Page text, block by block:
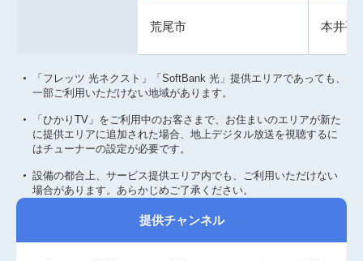
荒尾市 本井手
「フレッツ 光ネクスト」「SoftBank 光」提供エリアであっても、
一部ご利用いただけない地域があります。
「ひかりTV」をご利用中のお客さまで、お住まいのエリアが新た
に提供エリアに追加された場合、地上デジタル放送を視聴するに
はチューナーの設定が必要です。
設備の都合上、サービス提供エリア内でも、ご利用いただけない
場合があります。あらかじめご了承ください。
提供チャンネル